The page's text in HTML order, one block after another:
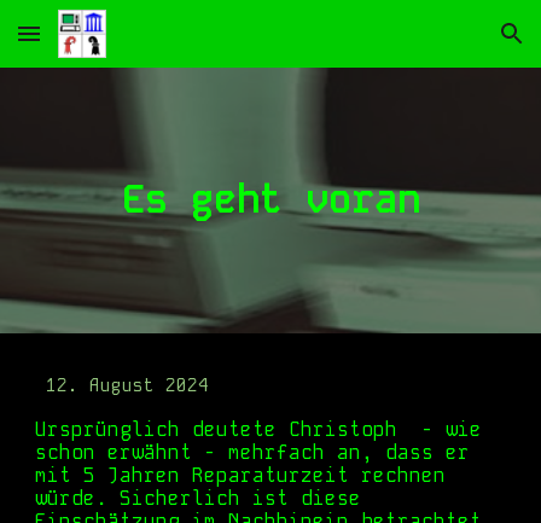
Skip to main content Skip to navigation
Es geht voran
12.August 2024
Ursprünglich deutete Christoph
- wie
schon erwähnt - mehrfach an, dass er
mit 5 Jahren Reparaturzeit rechnen
würde. Sicherlich ist diese